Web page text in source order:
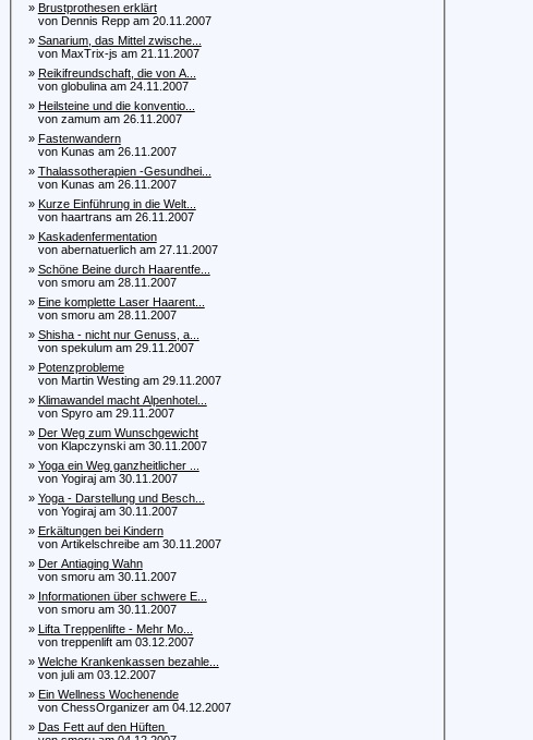
» Brustprothesen erklärt
von Dennis Repp am 20.11.2007
» Sanarium, das Mittel zwische...
von MaxTrix-js am 21.11.2007
» Reikifreundschaft, die von A...
von globulina am 24.11.2007
» Heilsteine und die konventio...
von zamum am 26.11.2007
» Fastenwandern
von Kunas am 26.11.2007
» Thalassotherapien -Gesundhei...
von Kunas am 26.11.2007
» Kurze Einführung in die Welt...
von haartrans am 26.11.2007
» Kaskadenfermentation
von abernatuerlich am 27.11.2007
» Schöne Beine durch Haarentfe...
von smoru am 28.11.2007
» Eine komplette Laser Haarent...
von smoru am 28.11.2007
» Shisha - nicht nur Genuss, a...
von spekulum am 29.11.2007
» Potenzprobleme
von Martin Westing am 29.11.2007
» Klimawandel macht Alpenhotel...
von Spyro am 29.11.2007
» Der Weg zum Wunschgewicht
von Klapczynski am 30.11.2007
» Yoga ein Weg ganzheitlicher ...
von Yogiraj am 30.11.2007
» Yoga - Darstellung und Besch...
von Yogiraj am 30.11.2007
» Erkältungen bei Kindern
von Artikelschreibe am 30.11.2007
» Der Antiaging Wahn
von smoru am 30.11.2007
» Informationen über schwere E...
von smoru am 30.11.2007
» Lifta Treppenlifte - Mehr Mo...
von treppenlift am 03.12.2007
» Welche Krankenkassen bezahle...
von juli am 03.12.2007
» Ein Wellness Wochenende
von ChessOrganizer am 04.12.2007
» Das Fett auf den Hüften